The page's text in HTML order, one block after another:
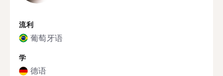
流利
葡萄牙语
学
德语